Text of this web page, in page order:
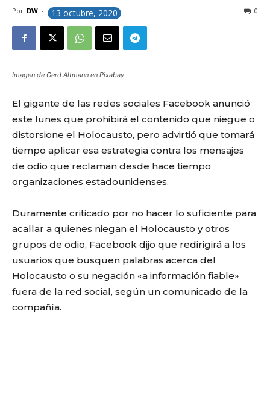
Por DW - 13 octubre, 2020 0
Imagen de Gerd Altmann en Pixabay
El gigante de las redes sociales Facebook anunció
este lunes que prohibirá el contenido que niegue o
distorsione el Holocausto, pero advirtió que tomará
tiempo aplicar esa estrategia contra los mensajes
de odio que reclaman desde hace tiempo
organizaciones estadounidenses.
Duramente criticado por no hacer lo suficiente para
acallar a quienes niegan el Holocausto y otros
grupos de odio, Facebook dijo que redirigirá a los
usuarios que busquen palabras acerca del
Holocausto o su negación «a información fiable»
fuera de la red social, según un comunicado de la
compañía.